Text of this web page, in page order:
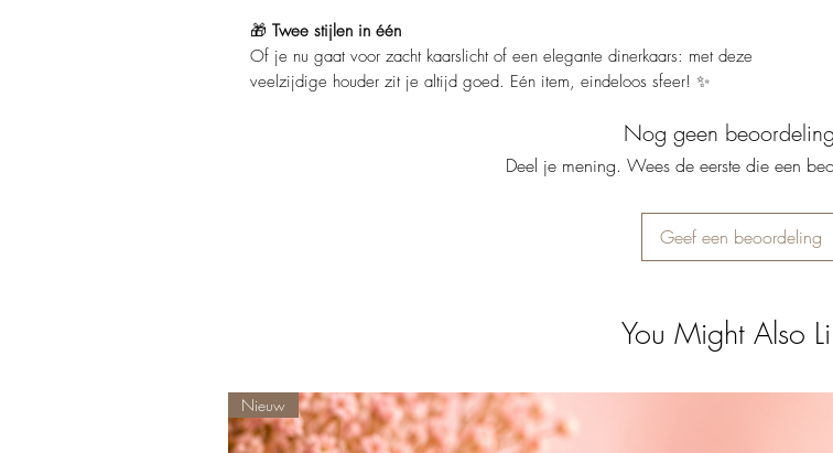
🎁 Twee stijlen in één
Of je nu gaat voor zacht kaarslicht of een elegante dinerkaars: met deze
veelzijdige houder zit je altijd goed. Eén item, eindeloos sfeer! ✨
Nog geen
Deel je mening. Wees de eerste die een
Geef een beoordeling
You Might Also
Nieuw